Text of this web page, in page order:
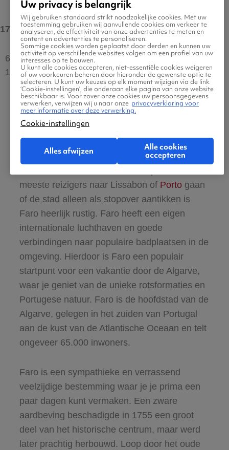
17°C max
6 uur
12°C
Wat kun je allemaal in Faro
doen?
meeste reizigers naar Lissabon of Portogaan
of de stad alleen als stopover aantikken is
Faro heerlijk rustig. Faro heeft een eigen
internationale luchthaven en goede
verbindingen naar populaire badplaatsen in de
omgeving. Hierdoor is Faro een populair
startpunt voor een vakantie door de Algarve,
waar je geniet van de unieke rotsformaties en
Portugese natuur. Faro is de hoofdstad van de
Algarve, gelegen in het zuiden van Portugal
aan de kust van de Atlantische Oceaan en telt
ongeveer 65.000 inwoners.
Faro is een sympathieke en verrassend
veelzijdige bestemming waar je je prima een
paar dagen kunt vermaken. Een zware
aardbeving beschadigde in 1755 een groot
deel van het historische centrum, maar werd
later prachtig herbouwd. Loop door het oude
Uw privacy is belangrijk
Wij gebruiken standaard strikt noodzakelijke cookies. Met uw
toestemming gebruiken wij aanvullende cookies om verkeer te
analyseren, de effectiviteit van onze advertenties te meten en
content en advertenties te personaliseren.
Sommige cookies worden geplaatst door derden en kunnen uw
activiteit op verschillende websites volgen om een profiel van uw
interesses op te bouwen.
U kunt alle cookies accepteren, niet-essentiële cookies weigeren
of uw voorkeuren beheren door hieronder de gewenste optie te
selecteren. U kunt uw keuzes op elk moment wijzigen via de link
‘Cookie-instellingen’, die onderaan elke pagina van onze website
beschikbaar is. Voor zover onze cookies uw persoonsgegevens
verwerken, verwijzen wij u naar onze privacyverklaring voor
meer informatie over deze verwerking.
Cookie-instellingen
Alles afwijzen
Alle cookies
accepteren